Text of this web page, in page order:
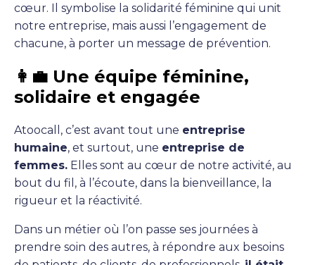
cœur. Il symbolise la solidarité féminine qui unit
notre entreprise, mais aussi l’engagement de
chacune, à porter un message de prévention.
👩‍💼 Une équipe féminine,
solidaire et engagée
Atoocall, c’est avant tout une entreprise
humaine, et surtout, une entreprise de
femmes. Elles sont au cœur de notre activité, au
bout du fil, à l’écoute, dans la bienveillance, la
rigueur et la réactivité.
Dans un métier où l’on passe ses journées à
prendre soin des autres, à répondre aux besoins